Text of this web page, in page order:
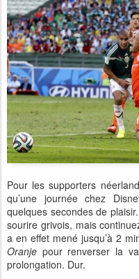
Pour les supporters
qu’une journée chez
quelques secondes de
sourire grivois, mais
a en effet mené jusqu’à 2
Oranje pour renverser la
prolongation. Dur.